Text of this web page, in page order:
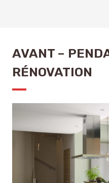
AVANT –
RÉNOVATION